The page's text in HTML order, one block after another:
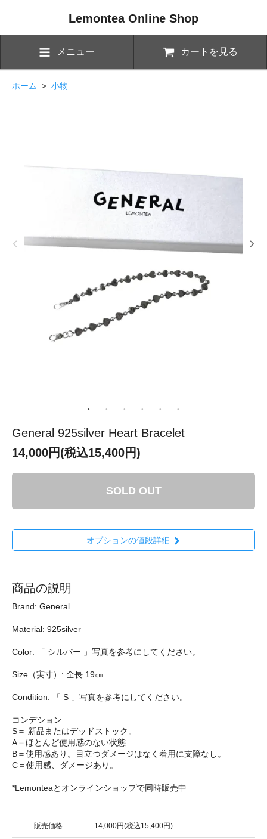
Lemontea Online Shop
メニュー カートを見る
ホーム > 小物
General 925silver Heart Bracelet
14,000円(税込15,400円)
SOLD OUT
オプションの値段詳細
商品の説明
Brand: General
Material: 925silver
Color: 「 シルバー 」写真を参考にしてください。
Size（実寸）: 全長 19㎝
Condition: 「 S 」写真を参考にしてください。
コンデション
S＝ 新品またはデッドストック。
A＝ほとんど使用感のない状態
B＝使用感あり。目立つダメージはなく着用に支障なし。
C＝使用感、ダメージあり。
*Lemonteaとオンラインショップで同時販売中
販売価格 14,000円(税込15,400円)